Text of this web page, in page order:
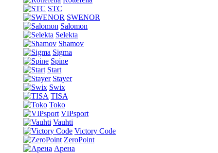
STC
SWENOR
Salomon
Selekta
Shamov
Sigma
Spine
Start
Stayer
Swix
TISA
Toko
VIPsport
Vauhti
Victory Code
ZeroPoint
Арена